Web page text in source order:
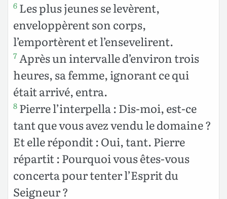
6 Les plus jeunes se levèrent,
enveloppèrent son corps,
l’emportèrent et l’ensevelirent.
7Après un intervalle d’environ trois
heures, sa femme, ignorant ce qui
était arrivé, entra.
8 Pierre l’interpella : Dis-moi, est-ce
tant que vous avez vendu le domaine ?
Et elle répondit : Oui, tant. Pierre
répartit : Pourquoi vous êtes-vous
concerta pour tenter l’Esprit du
Seigneur ?